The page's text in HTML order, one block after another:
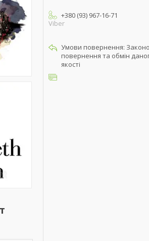
+380 (93) 967-16-71
Viber
повернення та обмін
якості